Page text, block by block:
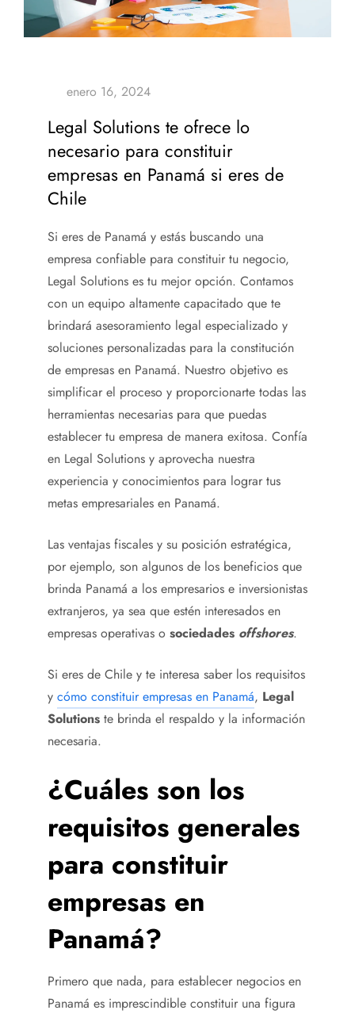
Legal Solutions te ofrece lo
necesario para constituir
empresas en Panamá si eres de
Chile
Si eres de Panamá y estás buscando una
empresa confiable para constituir tu negocio,
Legal Solutions es tu mejor opción. Contamos
con un equipo altamente capacitado que te
brindará asesoramiento legal especializado y
soluciones personalizadas para la constitución
de empresas en Panamá. Nuestro objetivo es
simplificar el proceso y proporcionarte todas las
herramientas necesarias para que puedas
establecer tu empresa de manera exitosa. Confía
en Legal Solutions y aprovecha nuestra
experiencia y conocimientos para lograr tus
metas empresariales en Panamá.
Las ventajas fiscales y su posición estratégica,
por ejemplo, son algunos de los beneficios que
brinda Panamá a los empresarios e inversionistas
extranjeros, ya sea que estén interesados en
empresas operativas o sociedades offshores.
Si eres de Chile y te interesa saber los requisitos
y cómo constituir empresas en Panamá, Legal
Solutions te brinda el respaldo y la información
necesaria.
¿Cuáles son los
requisitos generales
para constituir
empresas en
Panamá?
Primero que nada, para establecer negocios en
Panamá es imprescindible constituir una figura